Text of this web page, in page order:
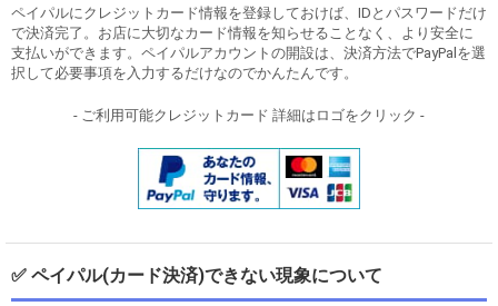
ペイパルにクレジットカード情報を登録しておけば、IDとパスワードだけ
で決済完了。お店に大切なカード情報を知らせることなく、より安全に
支払いができます。ペイパルアカウントの開設は、決済方法でPayPalを選
択して必要事項を入力するだけなのでかんたんです。
- ご利用可能クレジットカード 詳細はロゴをクリック -
✅ ペイパル(カード決済)できない現象について